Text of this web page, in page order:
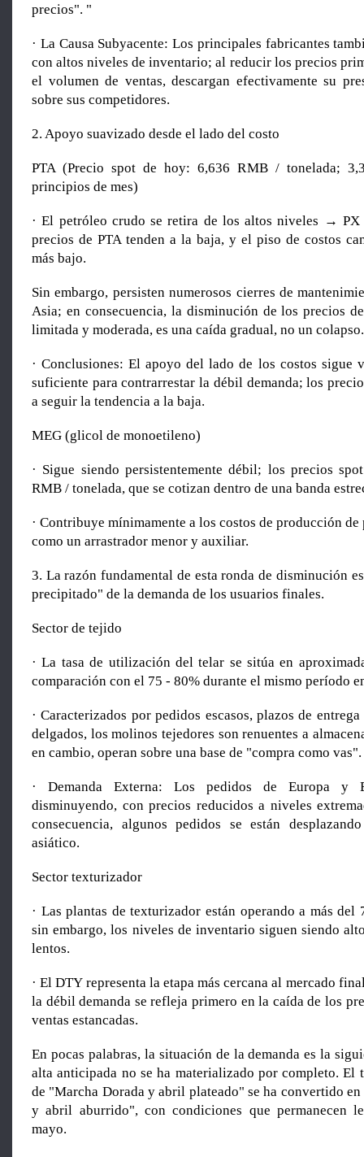
precios". "
· La Causa Subyacente: Los principales fabricantes
con altos niveles de inventario; al reducir los precios
el volumen de ventas, descargan efectivamente su
sobre sus competidores.
2. Apoyo suavizado desde el lado del costo
PTA (Precio spot de hoy: 6,636 RMB / tonelada;
principios de mes)
· El petróleo crudo se retira de los altos niveles →
precios de PTA tenden a la baja, y el piso de costos
más bajo.
Sin embargo, persisten numerosos cierres de
Asia; en consecuencia, la disminución de los precios
limitada y moderada, es una caída gradual, no un colapso.
· Conclusiones: El apoyo del lado de los costos sigue
suficiente para contrarrestar la débil demanda; los
a seguir la tendencia a la baja.
MEG (glicol de monoetileno)
· Sigue siendo persistentemente débil; los precios
RMB / tonelada, que se cotizan dentro de una banda
· Contribuye mínimamente a los costos de producción
como un arrastrador menor y auxiliar.
3. La razón fundamental de esta ronda de disminución
precipitado" de la demanda de los usuarios finales.
Sector de tejido
· La tasa de utilización del telar se sitúa en
comparación con el 75 - 80% durante el mismo período
· Caracterizados por pedidos escasos, plazos de
delgados, los molinos tejedores son renuentes a
en cambio, operan sobre una base de "compra como vas".
· Demanda Externa: Los pedidos de Europa y
disminuyendo, con precios reducidos a niveles
consecuencia, algunos pedidos se están
asiático.
Sector texturizador
· Las plantas de texturizador están operando a más del
sin embargo, los niveles de inventario siguen siendo
lentos.
· El DTY representa la etapa más cercana al mercado
la débil demanda se refleja primero en la caída de los
ventas estancadas.
En pocas palabras, la situación de la demanda es la
alta anticipada no se ha materializado por completo. El
de "Marcha Dorada y abril plateado" se ha convertido
y abril aburrido", con condiciones que permanecen
mayo.